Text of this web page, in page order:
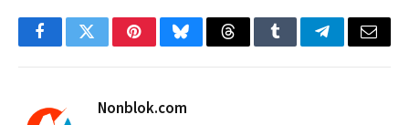
FacebookTwitterPinterestBlueskyThreadsTumblrTelegramEmail
Nonblok.com